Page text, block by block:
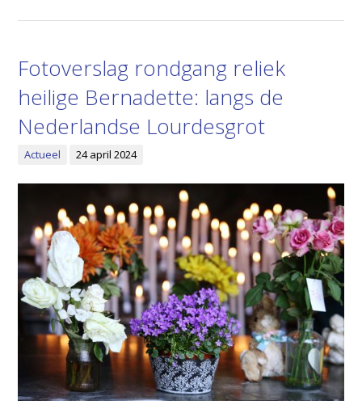
Fotoverslag rondgang reliek
heilige Bernadette: langs de
Nederlandse Lourdesgrot
Actueel 24 april 2024